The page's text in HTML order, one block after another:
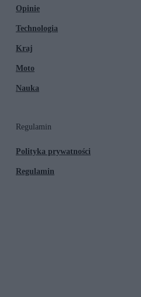
Opinie
Technologia
Kraj
Moto
Nauka
Regulamin
Polityka prywatności
Regulamin